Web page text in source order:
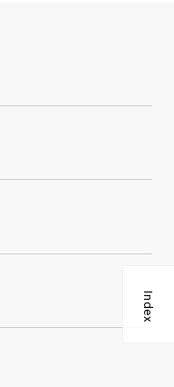
Index